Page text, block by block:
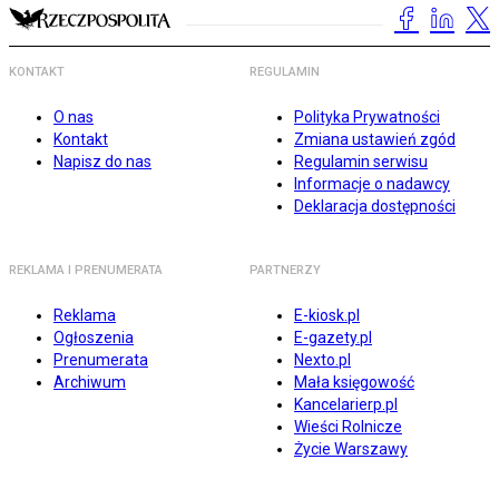
KONTAKT
O nas
Kontakt
Napisz do nas
REGULAMIN
Polityka Prywatności
Zmiana ustawień zgód
Regulamin serwisu
Informacje o nadawcy
Deklaracja dostępności
REKLAMA I PRENUMERATA
Reklama
Ogłoszenia
Prenumerata
Archiwum
PARTNERZY
E-kiosk.pl
E-gazety.pl
Nexto.pl
Mała księgowość
Kancelarierp.pl
Wieści Rolnicze
Życie Warszawy